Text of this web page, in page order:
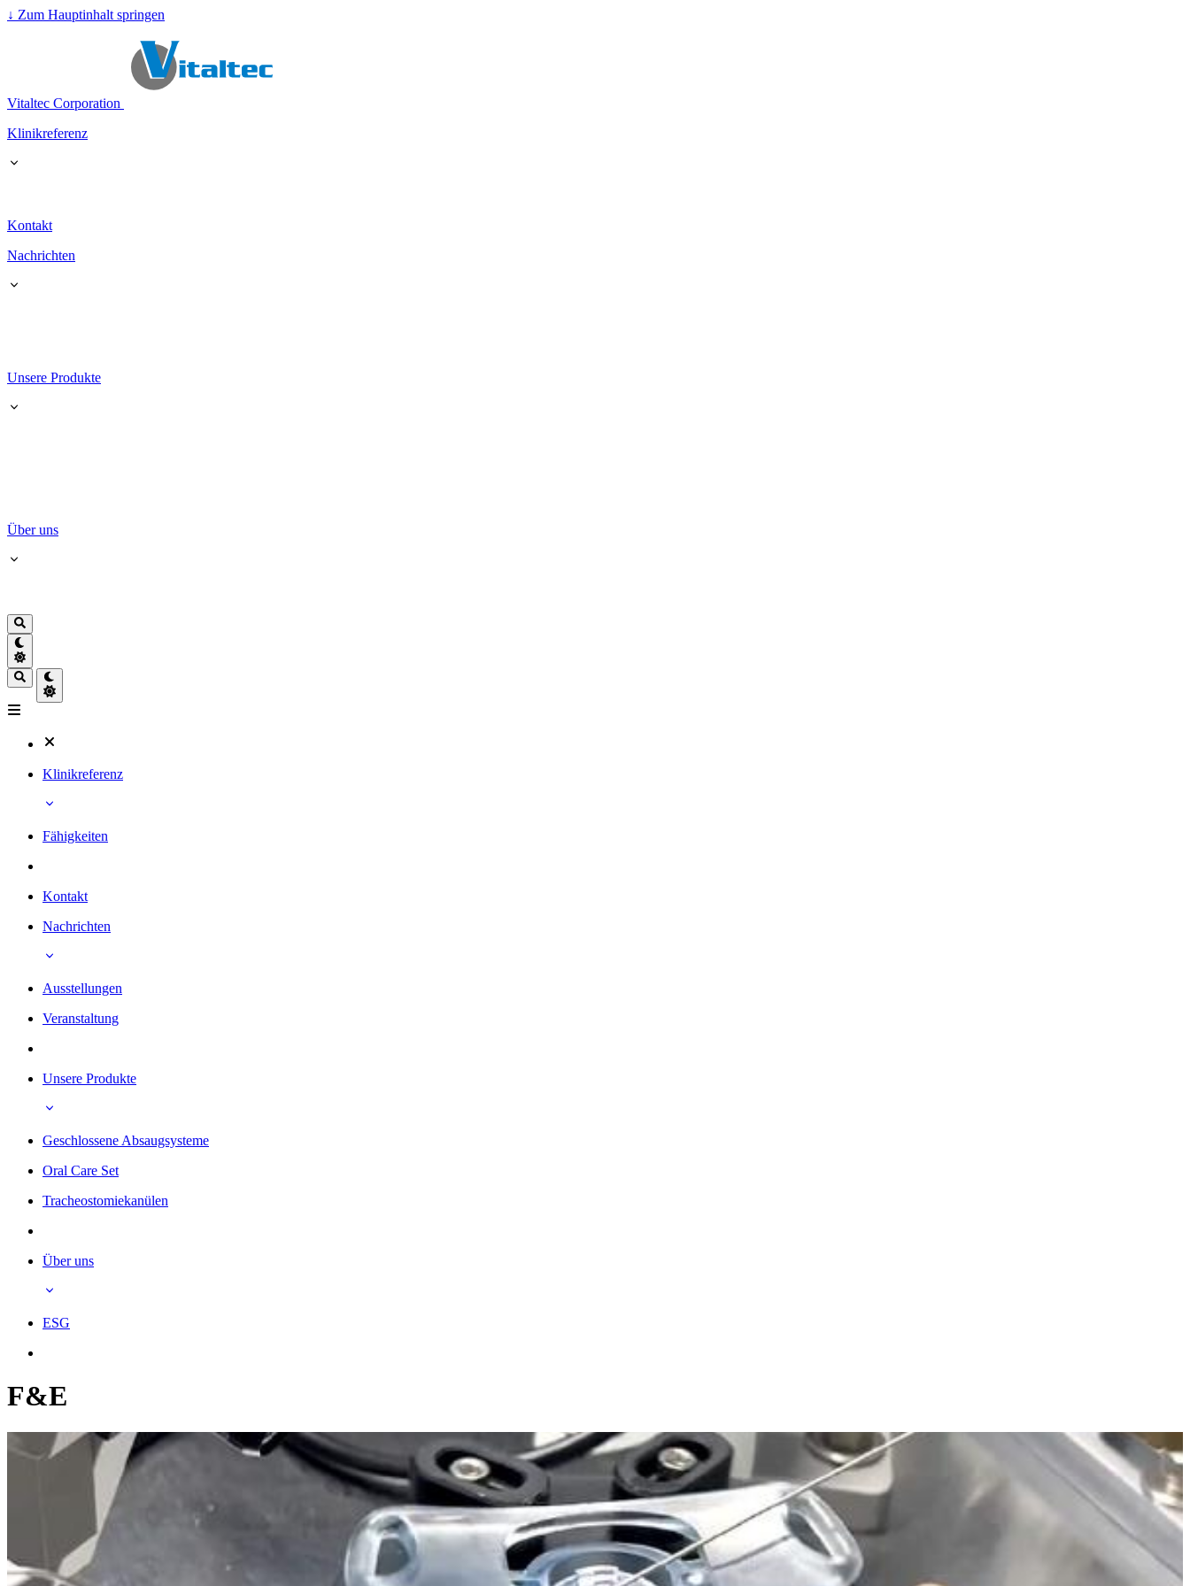
↓ Zum Hauptinhalt springen
Vitaltec Corporation
Klinikreferenz
Kontakt
Nachrichten
Unsere Produkte
Über uns
Klinikreferenz
Fähigkeiten
Kontakt
Nachrichten
Ausstellungen
Veranstaltung
Unsere Produkte
Geschlossene Absaugsysteme
Oral Care Set
Tracheostomiekanülen
Über uns
ESG
F&E